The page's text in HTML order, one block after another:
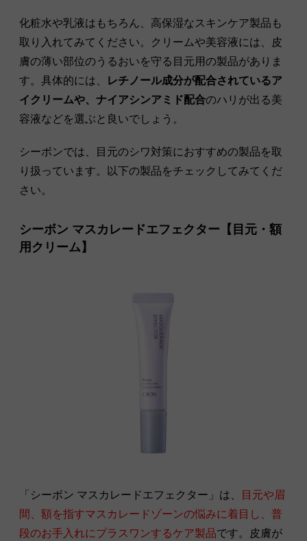
化粧水や乳液はもちろん、高保湿なスキンケア製品も
取り入れてみてください。クリームや美容液には、皮
膚の薄い部位のうるおいを守る目元用の製品がありま
す。具体的には、
レチノール成分が配合されているア
イクリームや、ナイアシンアミド配合のハリが出る美
容液などを選ぶと良いでしょう。
シーボンでは、目元のシワ対策におすすめの製品を取
り扱っています。以下の製品をチェックしてみてくだ
さい。
シーボン マスカレードエフェクター【目元・額
用クリーム】
「シーボン マスカレードエフェクター」は、
目元や眉
間、額を指すマスカレードゾーンの悩みに着目し、普
段のお手入れにプラスワンするケア製品です。皮膚が